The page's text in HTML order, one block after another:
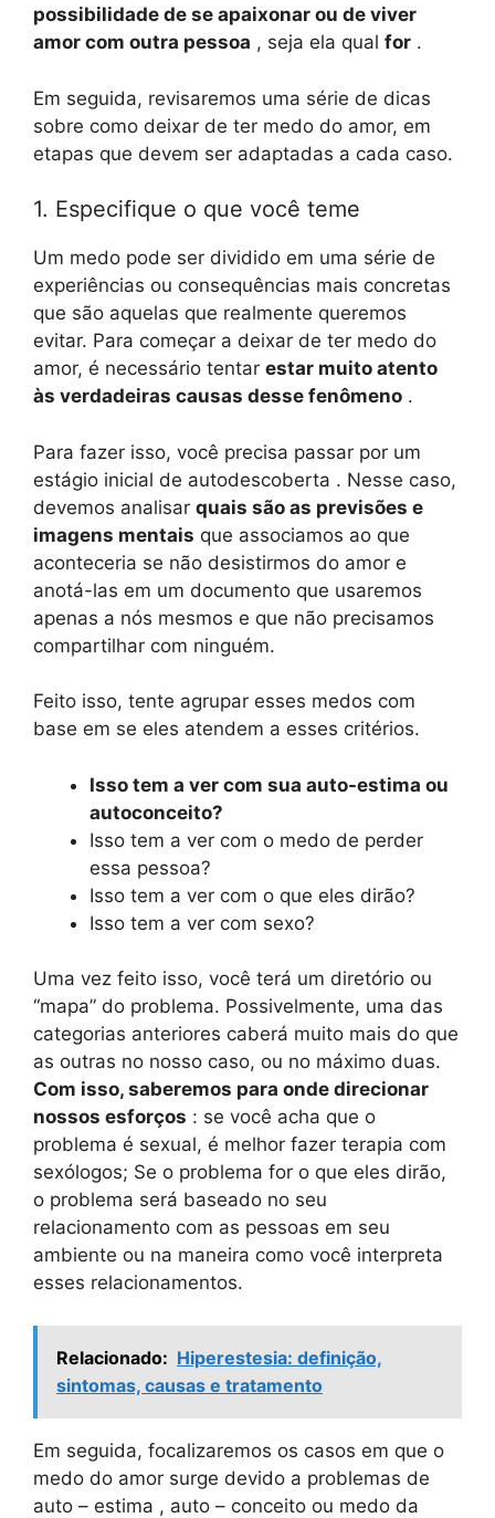
possibilidade de se apaixonar ou de viver
amor com outra pessoa , seja ela qual for .
Em seguida, revisaremos uma série de dicas
sobre como deixar de ter medo do amor, em
etapas que devem ser adaptadas a cada caso.
1. Especifique o que você teme
Um medo pode ser dividido em uma série de
experiências ou consequências mais concretas
que são aquelas que realmente queremos
evitar. Para começar a deixar de ter medo do
amor, é necessário tentar estar muito atento
às verdadeiras causas desse fenômeno .
Para fazer isso, você precisa passar por um
estágio inicial de autodescoberta . Nesse caso,
devemos analisar quais são as previsões e
imagens mentais que associamos ao que
aconteceria se não desistirmos do amor e
anotá-las em um documento que usaremos
apenas a nós mesmos e que não precisamos
compartilhar com ninguém.
Feito isso, tente agrupar esses medos com
base em se eles atendem a esses critérios.
Isso tem a ver com sua auto-estima ou
autoconceito?
Isso tem a ver com o medo de perder
essa pessoa?
Isso tem a ver com o que eles dirão?
Isso tem a ver com sexo?
Uma vez feito isso, você terá um diretório ou
“mapa” do problema. Possivelmente, uma das
categorias anteriores caberá muito mais do que
as outras no nosso caso, ou no máximo duas.
Com isso, saberemos para onde direcionar
nossos esforços : se você acha que o
problema é sexual, é melhor fazer terapia com
sexólogos; Se o problema for o que eles dirão,
o problema será baseado no seu
relacionamento com as pessoas em seu
ambiente ou na maneira como você interpreta
esses relacionamentos.
Relacionado: Hiperestesia: definição,
sintomas, causas e tratamento
Em seguida, focalizaremos os casos em que o
medo do amor surge devido a problemas de
auto – estima , auto – conceito ou medo da